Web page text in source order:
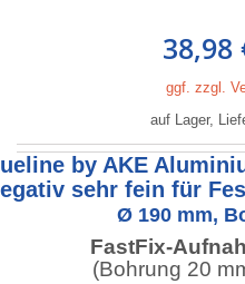
38,98
ggf. zzgl.
auf Lager,
by AKE
sehr fein für
Ø 190 mm,
FastFix-
(Bohrung 20